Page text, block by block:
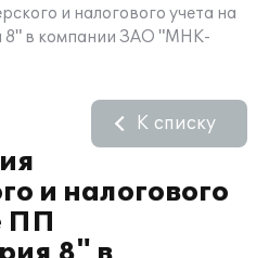
и налогового учета на
8" в компании ЗАО "МНК-
и налогового
ПП
К списку